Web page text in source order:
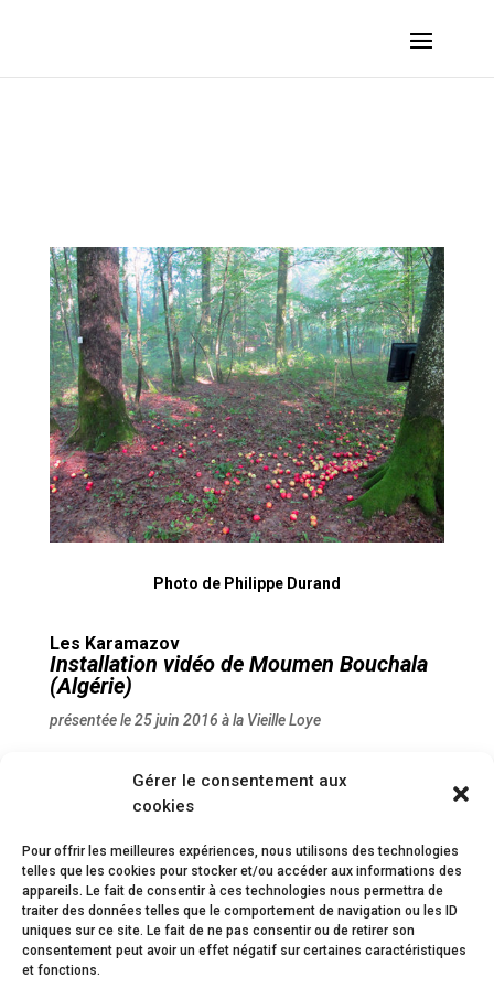
Gérer le consentement aux
cookies
Pour offrir les meilleures expériences, nous utilisons des technologies
telles que les cookies pour stocker et/ou accéder aux informations des
appareils. Le fait de consentir à ces technologies nous permettra de
traiter des données telles que le comportement de navigation ou les ID
uniques sur ce site. Le fait de ne pas consentir ou de retirer son
consentement peut avoir un effet négatif sur certaines caractéristiques
et fonctions.
Photo de Philippe Durand
Les Karamazov
Installation vidéo de Moumen Bouchala
(Algérie)
présentée le 25 juin 2016 à la Vieille Loye
dessus de nous, parfois gris, parfois noir. Il nous
prend les nôtres et arrose le sol qui nous alimente. A-
seul arbre qu’il nous interdisait de goûter ? C’est son
accusation, on lui répond : ce fruit nous est
fondamental.